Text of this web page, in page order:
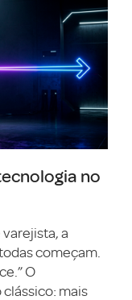
no
a
começam.
O
mais